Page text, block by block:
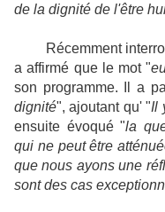
de la dignité de l'être
Récemment
a affirmé que le mot "
son programme. Il a
dignité", ajoutant qu' "Il
ensuite évoqué "la
qui ne peut être
que nous ayons une
sont des cas